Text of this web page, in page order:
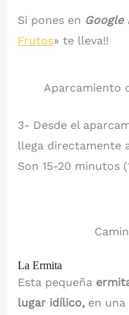
Si pones en Google
Frutos» te lleva!!
Aparcamiento
3- Desde el
llega directamente
Son 15-20 minutos
La Ermita
Esta pequeña
lugar idílico, en